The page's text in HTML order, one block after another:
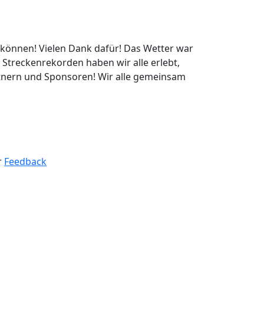
Vielen Dank dafür! Das Wetter war
haben wir alle erlebt,
und Sponsoren! Wir alle gemeinsam
Feedback